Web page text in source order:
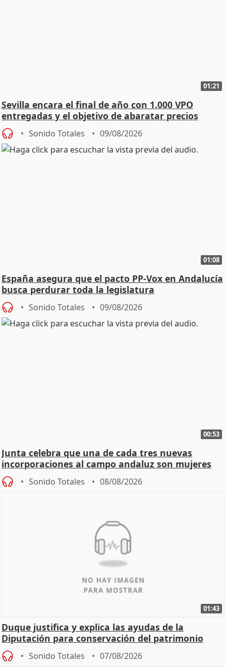
01:21
Sevilla encara el final de año con 1.000 VPO
entregadas y el objetivo de abaratar precios
Sonido Totales 09/08/2026
01:08
España asegura que el pacto PP-Vox en Andalucía
busca perdurar toda la legislatura
Sonido Totales 09/08/2026
00:53
Junta celebra que una de cada tres nuevas
incorporaciones al campo andaluz son mujeres
jóvenes
Sonido Totales 08/08/2026
01:43
Duque justifica y explica las ayudas de la
Diputación para conservación del patrimonio
Sonido Totales 07/08/2026